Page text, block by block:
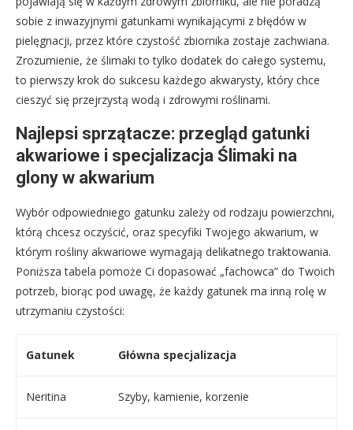
sobie z inwazyjnymi gatunkami wynikającymi z błędów w
pielęgnacji, przez które czystość zbiornika zostaje zachwiana.
Zrozumienie, że ślimaki to tylko dodatek do całego systemu,
to pierwszy krok do sukcesu każdego akwarysty, który chce
cieszyć się przejrzystą wodą i zdrowymi roślinami.
Najlepsi sprzątacze: przegląd gatunki
akwariowe i specjalizacja Ślimaki na
glony w akwarium
Wybór odpowiedniego gatunku zależy od rodzaju powierzchni,
którą chcesz oczyścić, oraz specyfiki Twojego akwarium, w
którym rośliny akwariowe wymagają delikatnego traktowania.
Poniższa tabela pomoże Ci dopasować „fachowca” do Twoich
potrzeb, biorąc pod uwagę, że każdy gatunek ma inną rolę w
utrzymaniu czystości:
Gatunek Główna specjalizacja
Neritina Szyby, kamienie, korzenie